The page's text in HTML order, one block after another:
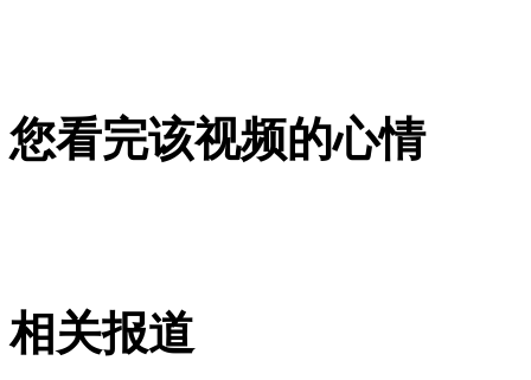
无痛分娩是否安全 医生回应
您看完该视频的心情
相关报道